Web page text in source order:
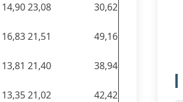
14,9023,08 30,62
16,8321,51 49,16
13,81 21,40 38,94
13,3521,02 42,42